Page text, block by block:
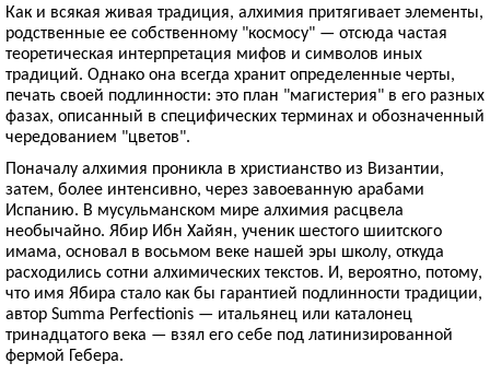
Как и всякая живая традиция, алхимия притягивает элементы,
родственные ее собственному "космосу" — отсюда частая
теоретическая интерпретация мифов и символов иных
традиций. Однако она всегда хранит определенные черты,
печать своей подлинности: это план "магистерия" в его разных
фазах, описанный в специфических терминах и обозначенный
чередованием "цветов".
Поначалу алхимия проникла в христианство из Византии,
затем, более интенсивно, через завоеванную арабами
Испанию. В мусульманском мире алхимия расцвела
необычайно. Ябир Ибн Хайян, ученик шестого шиитского
имама, основал в восьмом веке нашей эры школу, откуда
расходились сотни алхимических текстов. И, вероятно, потому,
что имя Ябира стало как бы гарантией подлинности традиции,
автор Summa Perfectionis — итальянец или каталонец
тринадцатого века — взял его себе под латинизированной
фермой Гебера.